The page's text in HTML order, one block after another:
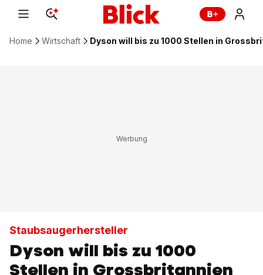
Home Wirtschaft Dyson will bis zu 1000 Stellen in
Staubsaugerhersteller
Dyson will bis zu 1000
Stellen in Grossbritannien